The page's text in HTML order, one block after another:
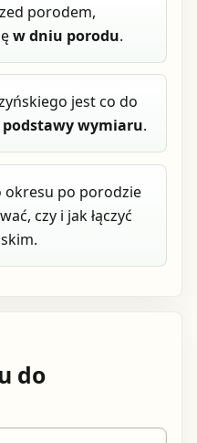
porodem,
w dniu porodu.
jest co do
podstawy wymiaru.
okresu po porodzie
czy i jak łączyć
do